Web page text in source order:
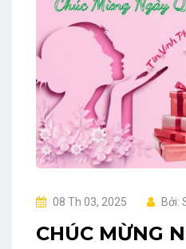
08 Th 03, 2025 Bởi:
CHÚC MỪNG